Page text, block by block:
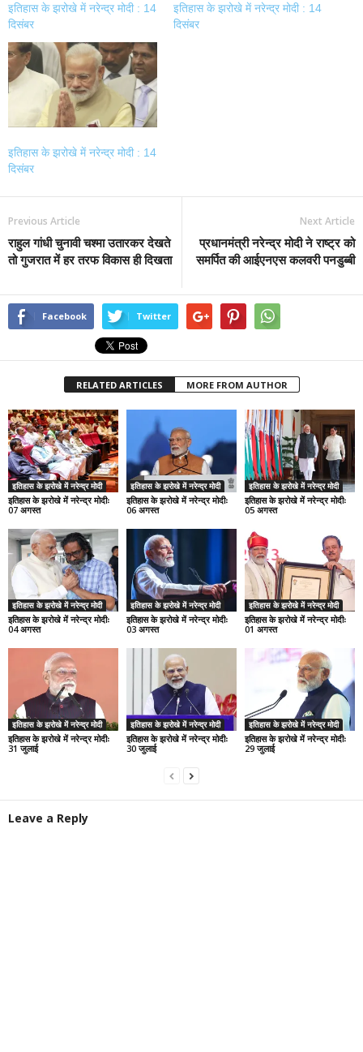
इतिहास के झरोखे में नरेन्द्र मोदी : 14
दिसंबर
इतिहास के झरोखे में नरेन्द्र मोदी : 14
दिसंबर
इतिहास के झरोखे में नरेन्द्र मोदी : 14
दिसंबर
Previous Article
राहुल गांधी चुनावी चश्मा उतारकर देखते
तो गुजरात में हर तरफ विकास ही दिखता
Next Article
प्रधानमंत्री नरेन्द्र मोदी ने राष्ट्र को
समर्पित की आईएनएस कलवरी पनडुब्बी
Facebook Twitter
RELATED ARTICLES MORE FROM AUTHOR
इतिहास के झरोखे में नरेन्द्र मोदी
इतिहास के झरोखे में नरेन्द्र मोदीः
07 अगस्त
इतिहास के झरोखे में नरेन्द्र मोदी
इतिहास के झरोखे में नरेन्द्र मोदीः
06 अगस्त
इतिहास के झरोखे में नरेन्द्र मोदी
इतिहास के झरोखे में नरेन्द्र मोदीः
05 अगस्त
इतिहास के झरोखे में नरेन्द्र मोदी
इतिहास के झरोखे में नरेन्द्र मोदीः
04 अगस्त
इतिहास के झरोखे में नरेन्द्र मोदी
इतिहास के झरोखे में नरेन्द्र मोदीः
03 अगस्त
इतिहास के झरोखे में नरेन्द्र मोदी
इतिहास के झरोखे में नरेन्द्र मोदीः
01 अगस्त
इतिहास के झरोखे में नरेन्द्र मोदी
इतिहास के झरोखे में नरेन्द्र मोदीः
31 जुलाई
इतिहास के झरोखे में नरेन्द्र मोदी
इतिहास के झरोखे में नरेन्द्र मोदीः
30 जुलाई
इतिहास के झरोखे में नरेन्द्र मोदी
इतिहास के झरोखे में नरेन्द्र मोदीः
29 जुलाई
Leave a Reply